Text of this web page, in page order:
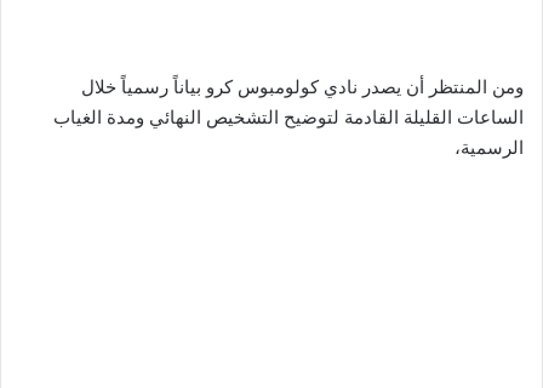
​ومن المنتظر أن يصدر نادي كولومبوس كرو بياناً رسمياً خلال
الساعات القليلة القادمة لتوضيح التشخيص النهائي ومدة الغياب
الرسمية،